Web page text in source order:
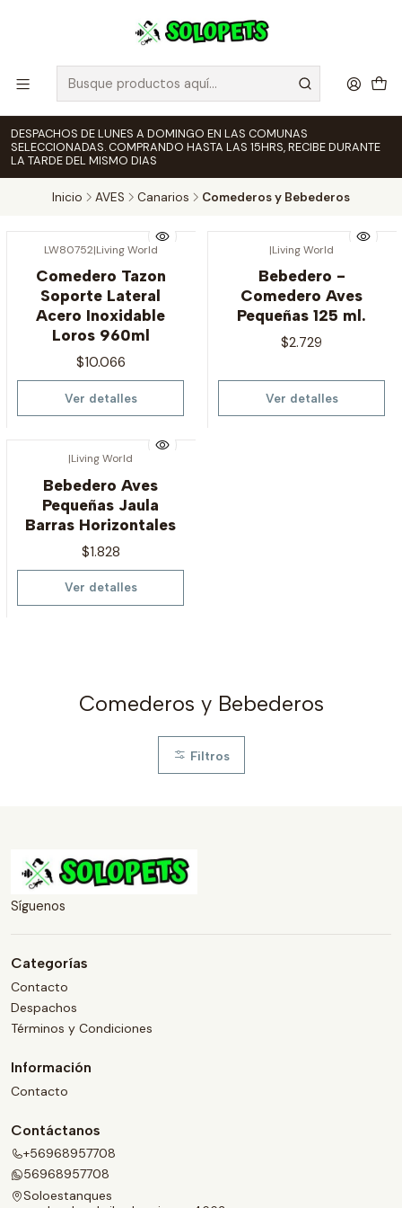
DESPACHOS DE LUNES A DOMINGO EN LAS COMUNAS
SELECCIONADAS. COMPRANDO HASTA LAS 15HRS, RECIBE DURANTE
LA TARDE DEL MISMO DIAS
Inicio AVES Canarios Comederos y Bebederos
LW80752|Living World
Comedero Tazon
Soporte Lateral
Acero Inoxidable
Loros 960ml
$10.066
Ver detalles
|Living World
Bebedero -
Comedero Aves
Pequeñas 125 ml.
$2.729
Ver detalles
|Living World
Bebedero Aves
Pequeñas Jaula
Barras Horizontales
$1.828
Ver detalles
Comederos y Bebederos
Filtros
Síguenos
Categorías
Contacto
Despachos
Términos y Condiciones
Información
Contacto
Contáctanos
+56968957708
56968957708
Soloestanques